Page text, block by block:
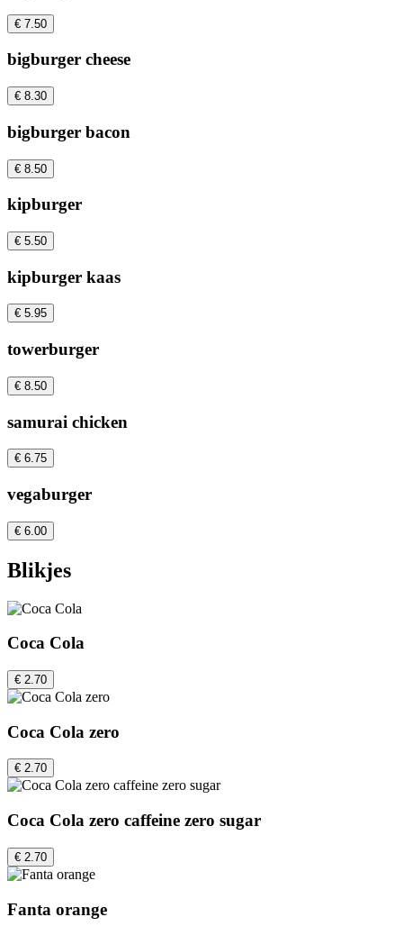
€ 7.50
bigburger cheese
€ 8.30
bigburger bacon
€ 8.50
kipburger
€ 5.50
kipburger kaas
€ 5.95
towerburger
€ 8.50
samurai chicken
€ 6.75
vegaburger
€ 6.00
Blikjes
Coca Cola
€ 2.70
Coca Cola zero
€ 2.70
Coca Cola zero caffeine zero sugar
€ 2.70
Fanta orange